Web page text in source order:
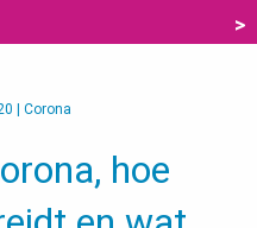
>
Corona
hoe